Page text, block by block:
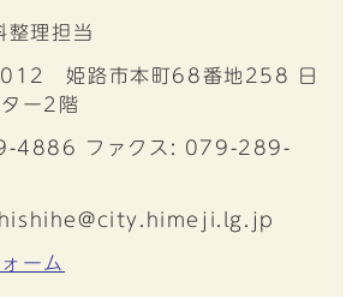
整理担当
姫路市本町68番地258 日
ー2階
4886 ファクス: 079-289-
ーム